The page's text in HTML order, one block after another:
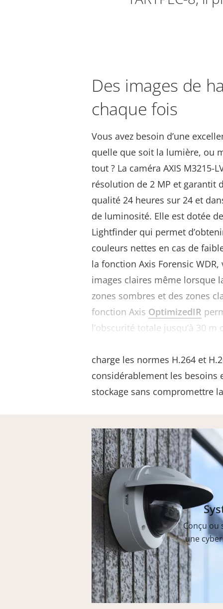
Des images de
chaque fois
Vous avez besoin d’une
quelle que soit la lumière, ou
tout ? La caméra AXIS M3215-
résolution de 2 MP et garantit
qualité 24 heures sur 24 et
de luminosité. Elle est dotée
Lightfinder qui permet
couleurs nettes en cas de
la fonction Axis Forensic
images claires même lorsque
zones sombres et des zones
fonction Axis OptimizedIR
l’obscurité totale jusqu’à 30
charge les normes H.264 et
considérablement les besoins
stockage sans compromettre
Conçu ou
une